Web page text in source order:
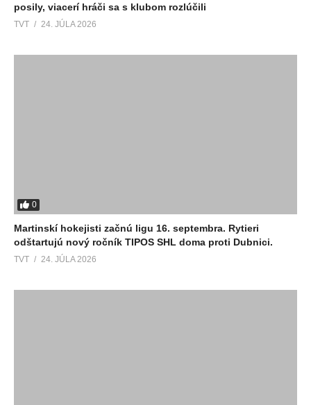
posily, viacerí hráči sa s klubom rozlúčili
TVT 24. JÚLA 2026
0
Martinskí hokejisti začnú ligu 16. septembra. Rytieri
odštartujú nový ročník TIPOS SHL doma proti Dubnici.
TVT 24. JÚLA 2026